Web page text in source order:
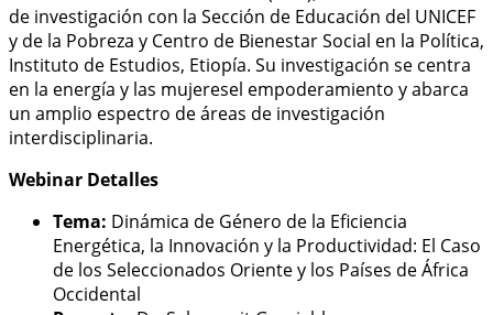
de investigación con la Sección de Educación del UNICEF
y de la Pobreza y Centro de Bienestar Social en la Política,
Instituto de Estudios, Etiopía. Su investigación se centra
en la energía y las mujeresel empoderamiento y abarca
un amplio espectro de áreas de investigación
interdisciplinaria.
Webinar Detalles
Tema: Dinámica de Género de la Eficiencia
Energética, la Innovación y la Productividad: El Caso
de los Seleccionados Oriente y los Países de África
Occidental